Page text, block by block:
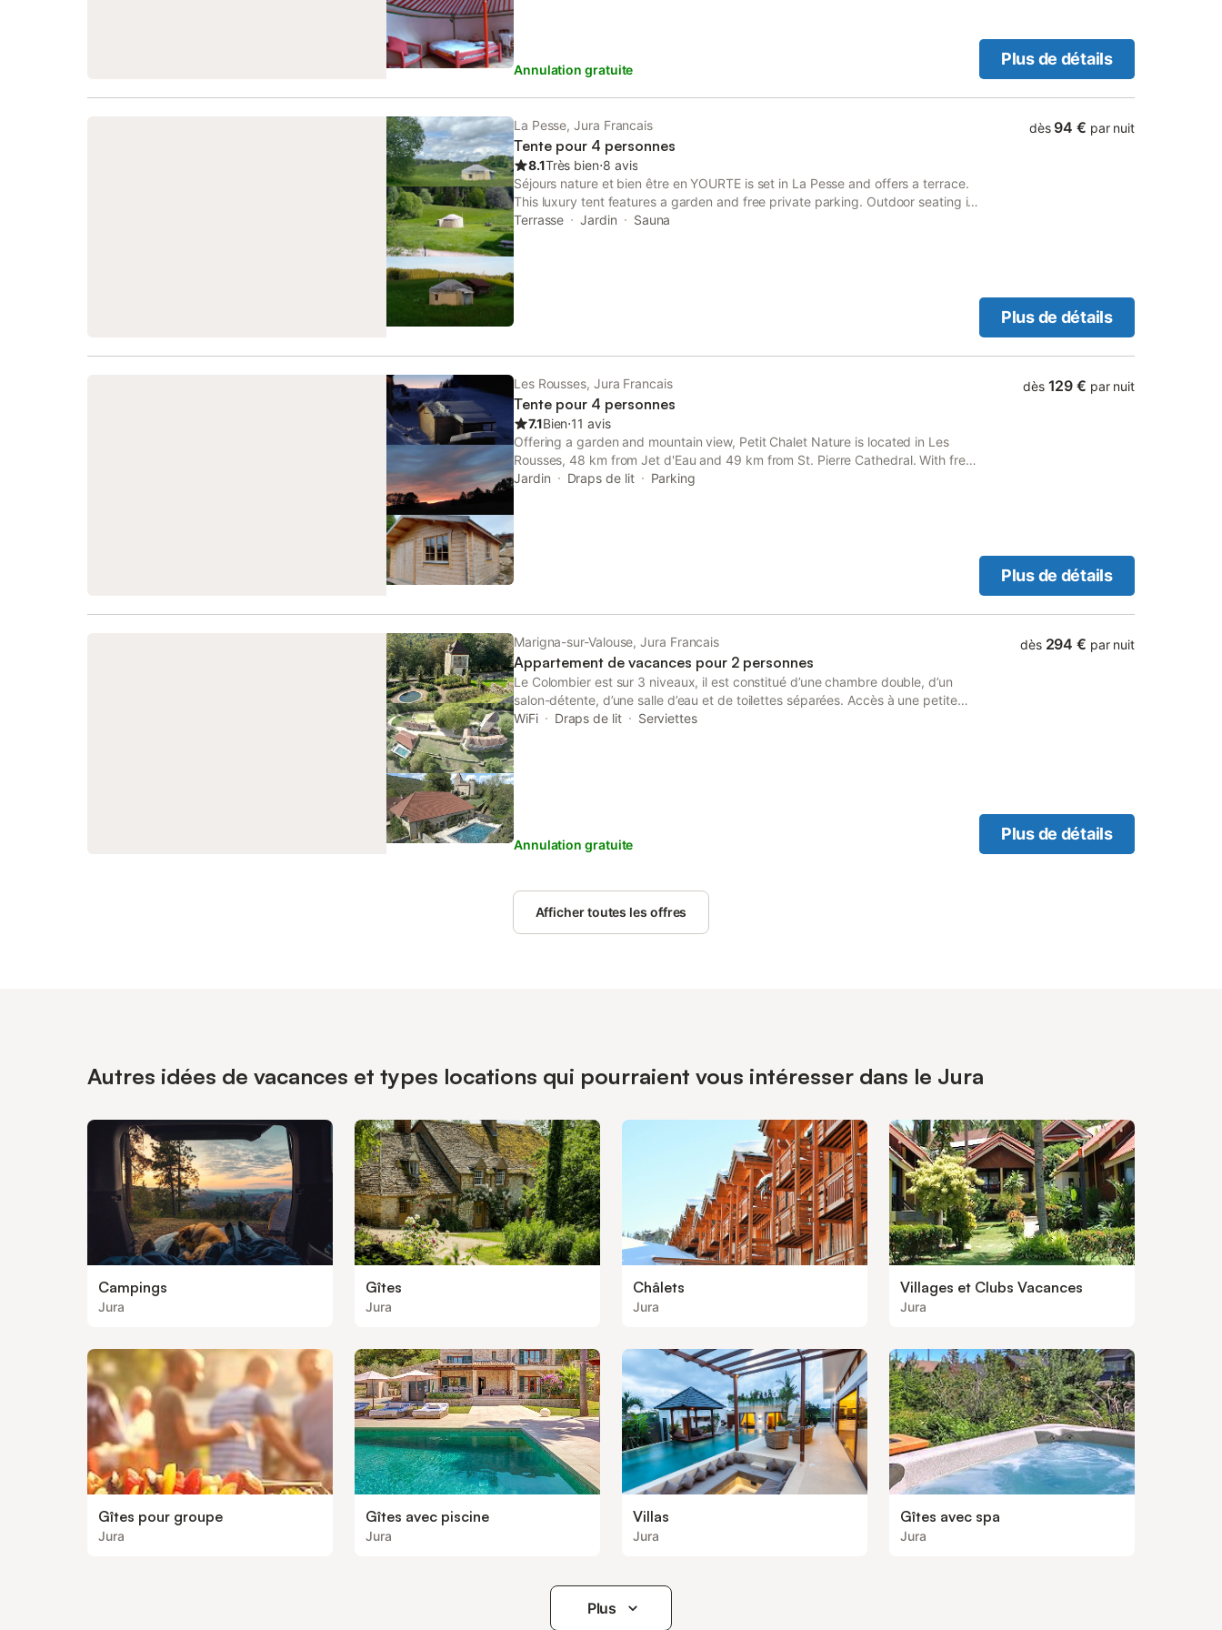
Annulation gratuite
Plus de détails
La Pesse, Jura Francais
Tente pour 4 personnes
8.1Très bien⋅8 avis
Séjours nature et bien être en YOURTE is set in La Pesse and offers a terrace.
This luxury tent features a garden and free private parking. Outdoor seating is
also available at the luxury tent.
Terrasse Jardin Sauna
dès 94 € par nuit
Plus de détails
Les Rousses, Jura Francais
Tente pour 4 personnes
7.1Bien⋅11 avis
Offering a garden and mountain view, Petit Chalet Nature is located in Les
Rousses, 48 km from Jet d'Eau and 49 km from St. Pierre Cathedral. With free
private parking, the property is 45 km from PalExpo and 45 km from United
Jardin Draps de lit Parking
dès 129 € par nuit
Plus de détails
Marigna-sur-Valouse, Jura Francais
Appartement de vacances pour 2 personnes
Le Colombier est sur 3 niveaux, il est constitué d’une chambre double, d’un
salon-détente, d’une salle d’eau et de toilettes séparées. Accès à une petite
terrasse privative et au parc de 12h, avec tennis, piscine, étang de pêche.
WiFi Draps de lit Serviettes
Annulation gratuite
dès 294 € par nuit
Plus de détails
Afficher toutes les offres
Autres idées de vacances et types locations qui pourraient vous intéresser dans le Jura
Campings
Jura
Gîtes
Jura
Châlets
Jura
Villages et Clubs Vacances
Jura
Gîtes pour groupe
Jura
Gîtes avec piscine
Jura
Villas
Jura
Gîtes avec spa
Jura
Plus